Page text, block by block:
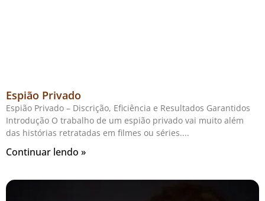
Espião Privado
Espião Privado – Discrição, Eficiência e Resultados Garantidos
Introdução O trabalho de um espião privado vai muito além
das histórias retratadas em filmes ou séries.
Continuar lendo »